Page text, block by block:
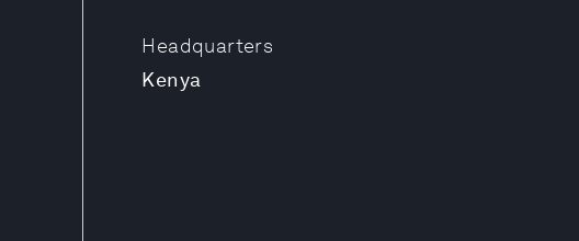
Headquarters
Kenya